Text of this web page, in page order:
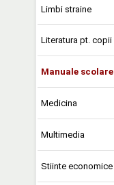
Limbi straine
Literatura pt. copii
Manuale scolare
Medicina
Multimedia
Stiinte economice